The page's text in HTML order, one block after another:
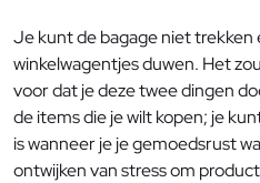
Je kunt de bagage niet trekken
winkelwagentjes duwen. Het
voor dat je deze twee dingen
de items die je wilt kopen; je
is wanneer je je gemoedsrust
ontwijken van stress om